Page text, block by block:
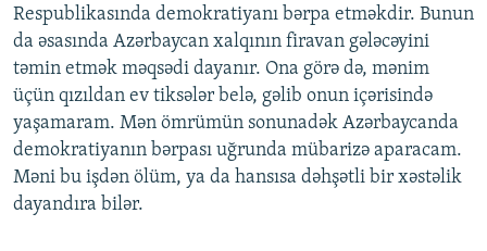
Respublikasında demokratiyanı bərpa etməkdir. Bunun
da əsasında Azərbaycan xalqının firavan gələcəyini
təmin etmək məqsədi dayanır. Ona görə də, mənim
üçün qızıldan ev tiksələr belə, gəlib onun içərisində
yaşamaram. Mən ömrümün sonunadək Azərbaycanda
demokratiyanın bərpası uğrunda mübarizə aparacam.
Məni bu işdən ölüm, ya da hansısa dəhşətli bir xəstəlik
dayandıra bilər.